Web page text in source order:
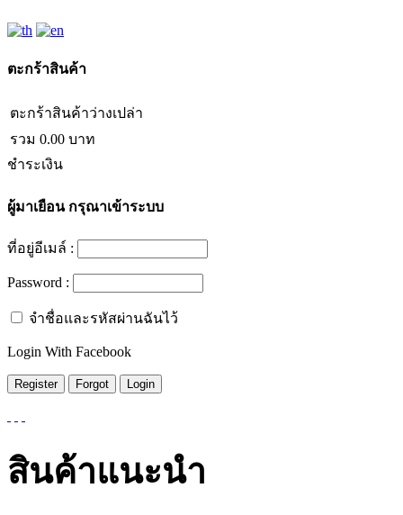
ตะกร้าสินค้า
ตะกร้าสินค้าว่างเปล่า
รวม 0.00 บาท
ชำระเงิน
ผู้มาเยือนกรุณาเข้าระบบ
ที่อยู่อีเมล์ :
Password :
จำชื่อและรหัสผ่านฉันไว้
Login With Facebook
สินค้าแนะนำ